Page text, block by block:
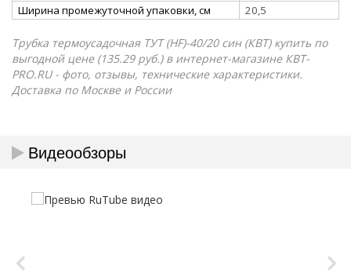
Ширина промежуточной упаковки, см
20,5
Трубка термоусадочная ТУТ (HF)-40/20 син (КВТ) купить по
выгодной цене (135.29 руб.) в интернет-магазине КВТ-
PRO.RU - фото, отзывы, технические характеристики.
Доставка по Москве и России
Видеообзоры